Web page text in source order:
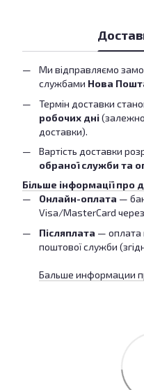
Ми відправляємо
службами Нова
Термін доставки
робочих дні(залежно
доставки).
Вартість доставки
обраної служби та
Більше інформації про
Онлайн-оплата —
Visa/MasterCard
Післяплата — оплата
поштової служби
Бальше информации